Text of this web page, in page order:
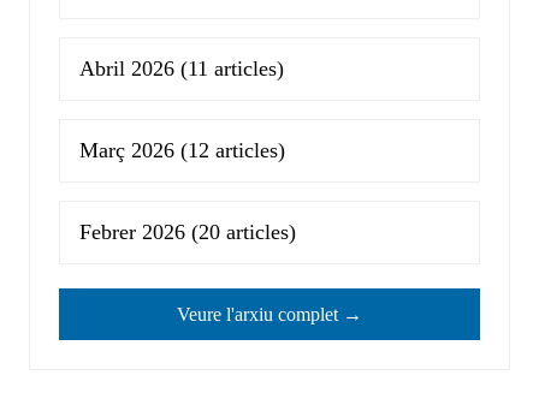
Abril 2026 (11 articles)
Març 2026 (12 articles)
Febrer 2026 (20 articles)
Veure l'arxiu complet →